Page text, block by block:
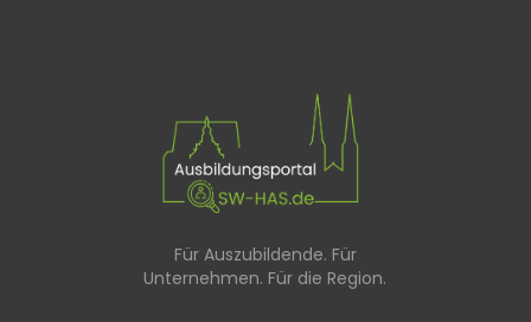
Für Auszubildende. Für
Unternehmen. Für die Region.